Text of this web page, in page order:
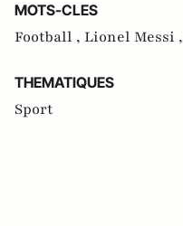
MOTS-CLES
Football , Lionel Messi ,
THEMATIQUES
Sport